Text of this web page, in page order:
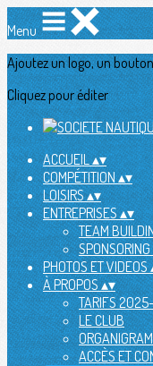
Menu
Ajoutez un logo, un
Cliquez pour éditer
ACCUEIL▴▾
COMPÉTITION▴▾
LOISIRS▴▾
ENTREPRISES▴▾
TEAM
PHOTOS ET VIDEOS
À PROPOS▴▾
TARIFS
LE CLUB
ACCÈS ET